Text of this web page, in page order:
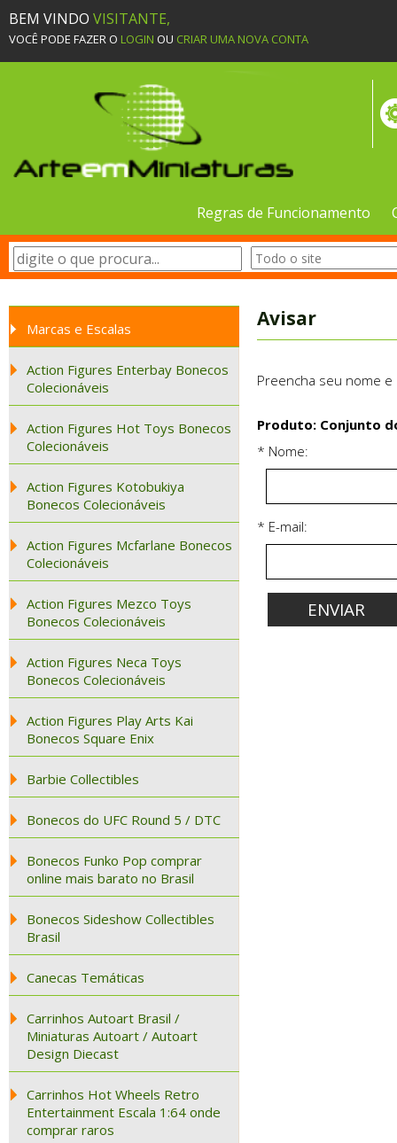
BEM VINDO VISITANTE,
VOCÊ PODE FAZER O LOGIN OU CRIAR UMA NOVA CONTA
Regras de Funcionamento
Marcas e Escalas
Action Figures Enterbay Bonecos
Colecionáveis
Action Figures Hot Toys Bonecos
Colecionáveis
Action Figures Kotobukiya
Bonecos Colecionáveis
Action Figures Mcfarlane Bonecos
Colecionáveis
Action Figures Mezco Toys
Bonecos Colecionáveis
Action Figures Neca Toys
Bonecos Colecionáveis
Action Figures Play Arts Kai
Bonecos Square Enix
Barbie Collectibles
Bonecos do UFC Round 5 / DTC
Bonecos Funko Pop comprar
online mais barato no Brasil
Bonecos Sideshow Collectibles
Brasil
Canecas Temáticas
Carrinhos Autoart Brasil /
Miniaturas Autoart / Autoart
Design Diecast
Carrinhos Hot Wheels Retro
Entertainment Escala 1:64 onde
comprar raros
Avisar
Preencha seu nome
Produto: Conjunto
* Nome:
* E-mail: